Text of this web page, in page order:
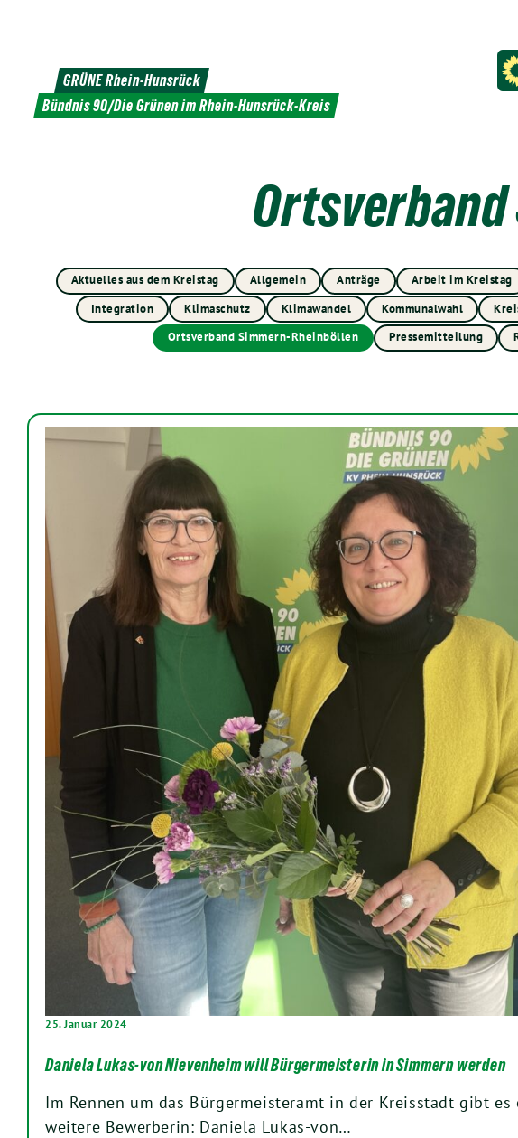
GRÜNE Rhein-Hunsrück
Bündnis 90/Die Grünen im Rhein-Hunsrück-Kreis
Aktuelles aus dem Kreistag Allgemein Anträge Arbeit im Kreistag
Integration
Klimaschutz Klimawandel Kommunalwahl
Ortsverband Simmern-Rheinböllen
Pressemitteilung
25. Januar 2024
Daniela Lukas-von Nievenheim will Bürgermeisterin in Simmern werden
Im Rennen um das Bürgermeisteramt in der Kreisstadt gibt es
weitere Bewerberin: Daniela Lukas-von…